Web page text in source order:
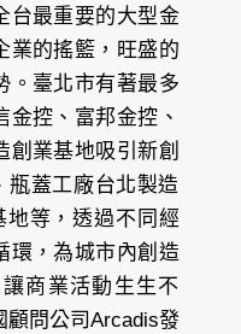
台最重要的大型金
業的搖籃，旺盛的
。臺北市有著最多
金控、富邦金控、
創業基地吸引新創
瓶蓋工廠台北製造
地等，透過不同經
環，為城市內創造
商業活動生生不
顧問公司Arcadis發